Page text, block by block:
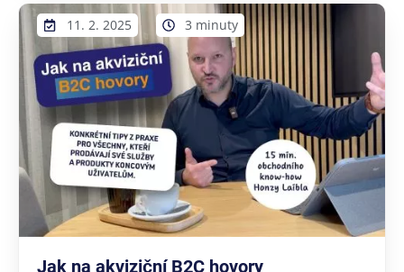
11. 2. 2025 3 minuty
Jak na akviziční B2C hovory